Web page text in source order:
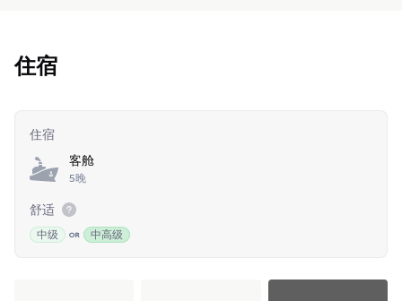
住宿
住宿
客舱
5晚
舒适
中级 中高级